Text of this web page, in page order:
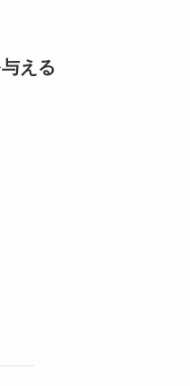
える